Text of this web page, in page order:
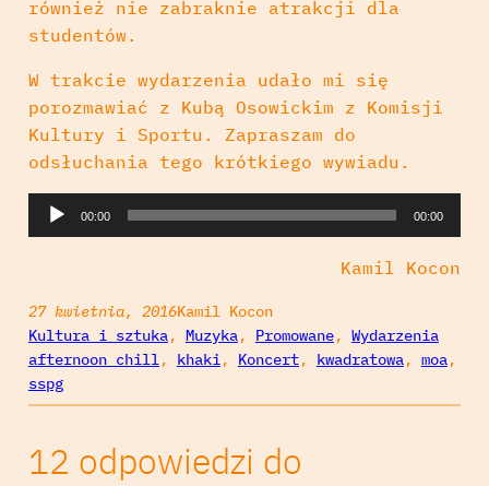
również nie zabraknie atrakcji dla
studentów.
W trakcie wydarzenia udało mi się
porozmawiać z Kubą Osowickim z Komisji
Kultury i Sportu. Zapraszam do
odsłuchania tego krótkiego wywiadu.
d
a
r
z
a
z
p
00:00 00:00
Kamil Kocon
27 kwietnia, 2016Kamil Kocon
Kultura i sztuka, Muzyka, Promowane, Wydarzenia
afternoon chill, khaki, Koncert, kwadratowa, moa
sspg
12 odpowiedzi do